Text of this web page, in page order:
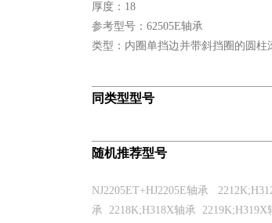
厚度：18
参考型号：62505E轴承
类型：内圈单挡边并带斜挡圈的圆柱
同类型型号
随机推荐型号
NJ2205ET+HJ2205E轴承
承 2218K;H318X轴承 2219K;H319X